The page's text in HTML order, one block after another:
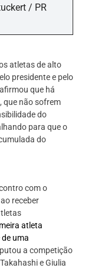
/ PR
atletas de alto
presidente e pelo
afirmou que há
que não sofrem
do
para que o
do
com o
receber
atleta
uma
a competição
e Giulia